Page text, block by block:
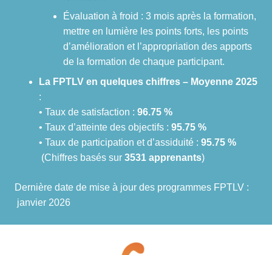
Évaluation à froid : 3 mois après la formation,
mettre en lumière les points forts, les points
d’amélioration et l’appropriation des apports
de la formation de chaque participant.
La FPTLV en quelques chiffres – Moyenne 2025
:
• Taux de satisfaction : 96.75 %
• Taux d’atteinte des objectifs : 95.75 %
• Taux de participation et d’assiduité : 95.75 %
(Chiffres basés sur 3531 apprenants)
Dernière date de mise à jour des programmes FPTLV :
janvier 2026